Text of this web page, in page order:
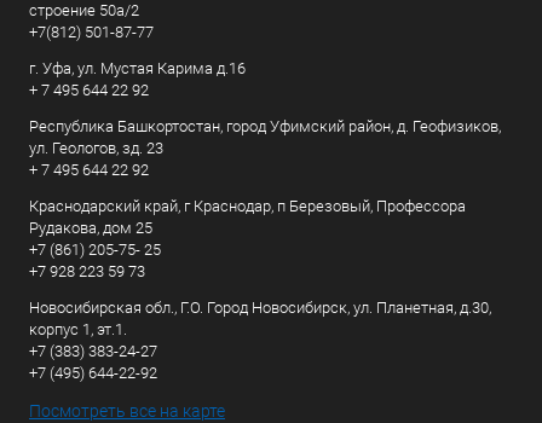
строение 50а/2
+7(812) 501-87-77
г. Уфа, ул. Мустая Карима д.16
+ 7 495 644 22 92
Республика Башкортостан, город Уфимский район, д. Геофизиков,
ул. Геологов, зд. 23
+ 7 495 644 22 92
Краснодарский край, г Краснодар, п Березовый, Профессора
Рудакова, дом 25
+7 (861) 205-75- 25
+7 928 223 59 73
Новосибирская обл., Г.О. Город Новосибирск, ул. Планетная, д.30,
корпус 1, эт.1.
+7 (383) 383-24-27
+7 (495) 644-22-92
Посмотреть все на карте